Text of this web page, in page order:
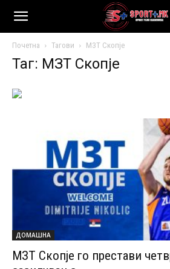
Почетна Тагови МЗТ Скопје
Таг: МЗТ Скопје
ДОМАШНА
МЗТ Скопје го престави